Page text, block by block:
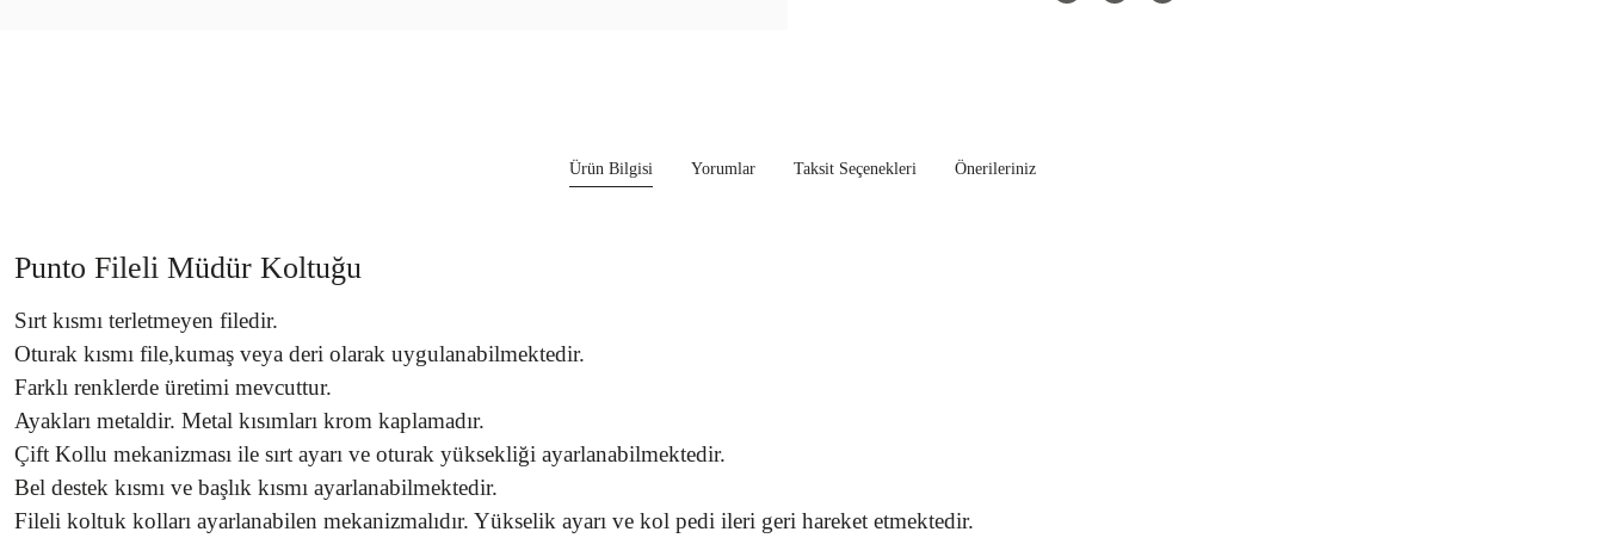
Ürün Bilgisi Yorumlar Taksit Seçenekleri Önerileriniz
Punto Fileli Müdür Koltuğu
Sırt kısmı terletmeyen filedir.
Oturak kısmı file,kumaş veya deri olarak uygulanabilmektedir.
Farklı renklerde üretimi mevcuttur.
Ayakları metaldir. Metal kısımları krom kaplamadır.
Çift Kollu mekanizması ile sırt ayarı ve oturak yüksekliği ayarlanabilmektedir.
Bel destek kısmı ve başlık kısmı ayarlanabilmektedir.
Fileli koltuk kolları ayarlanabilen mekanizmalıdır. Yükselik ayarı ve kol pedi ileri geri hareket etmektedir.